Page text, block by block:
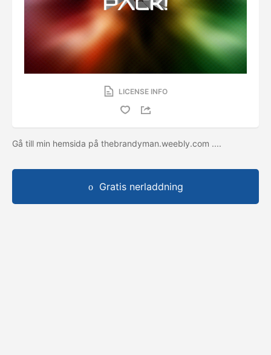
LICENSE INFO
Gå till min hemsida på thebrandyman.weebly.com ....
Gratis nerladdning